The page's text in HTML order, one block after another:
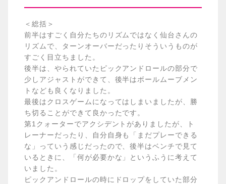
＜総括＞
前半はすごく自分たちのリズムではなく仙台さんの
リズムで、ターンオーバーだったりそういうものが
すごく目立ちました。
後半は、やられていたピックアンドロールの部分で
少しアジャストができて、後半はボールムーブメン
トなども良くなりました。
最後はクロスゲームになってはしまいましたが、勝
ち切ることができて良かったです。
第1クォーターでアクシデントがありましたが、ト
レーナーだったり、自分自身も「まだプレーできる
な」っていう感じだったので、後半はベンチで見て
いるときに、「何が必要かな」というふうに考えて
いました。
ピックアンドロールの時にドロップをしていた部分